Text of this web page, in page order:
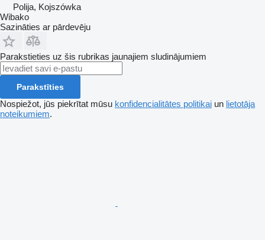
Polija, Kojszówka
Wibako
Sazināties ar pārdevēju
Parakstieties uz šis rubrikas jaunajiem sludinājumiem
Parakstīties
Nospiežot, jūs piekrītat mūsu konfidencialitātes politikai un lietotāja
noteikumiem.